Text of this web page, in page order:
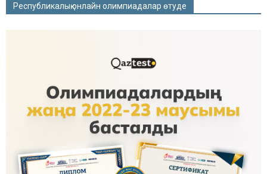
Республикалық онлайн олимпиадалар өтуде